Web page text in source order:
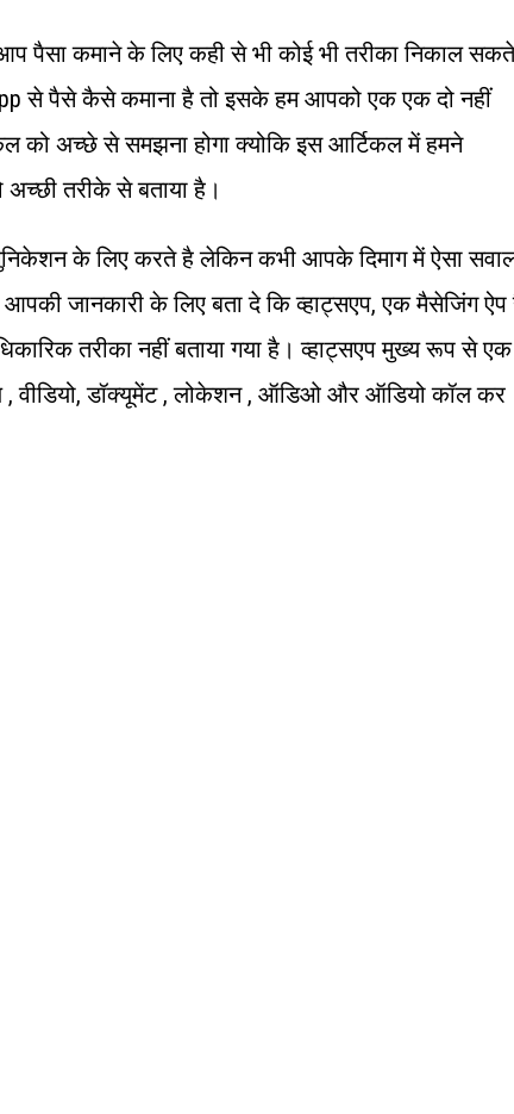
पैसा कमाने के लिए कही से भी कोई भी तरीका निकाल सकते
से पैसे कैसे कमाना है तो इसके हम आपको एक एक दो नहीं
को अच्छे से समझना होगा क्योकि इस आर्टिकल में हमने
तरीके से बताया है।
के लिए करते है लेकिन कभी आपके दिमाग में ऐसा
जानकारी के लिए बता दे कि व्हाट्सएप, एक मैसेजिंग ऐप
तरीका नहीं बताया गया है। व्हाट्सएप मुख्य रूप से एक
डॉक्यूमेंट , लोकेशन , ऑडिओ और ऑडियो कॉल कर